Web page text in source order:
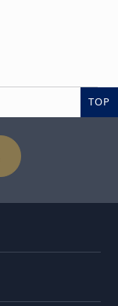
TOP